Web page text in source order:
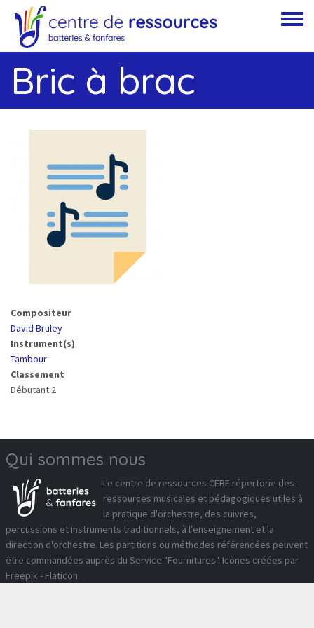
Aller au contenu principal
Toggle
Bric à brac
Compositeur
David Bruley
Instrument(s)
Tambour
Classement
Débutant 2
Qui sommes nous
Le centre de ressources CFBF répertorie des
ressources musicales et pédagogiques utiles à
la pratique d'orchestre, des cuivres,
percussions et instruments traditionnels, à l'enseignement et la
direction d'orchestre. Les partitions ou méthodes référencées peuvent
être commandées auprès du Service "Fournitures". Icônes créées par
Freepik - Flaticon.